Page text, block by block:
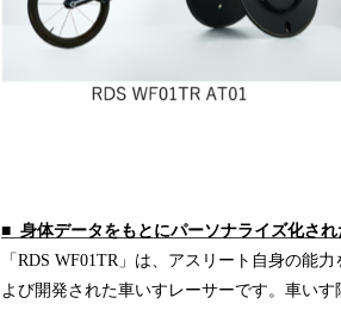
■ 身体データをもとにパーソナライズ化され
「RDS WF01TR」は、アスリート自身の能
よび開発された車いすレーサーです。車い